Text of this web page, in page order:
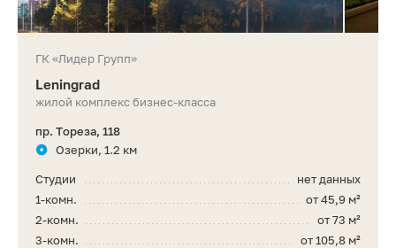
ГК «Лидер Групп»
Leningrad
жилой комплекс бизнес-класса
пр. Тореза, 118
Озерки, 1.2 км
нет данных
Студии
от 45,9 м²
1-комн.
от 73 м²
2-комн.
от 105,8 м²
3-комн.